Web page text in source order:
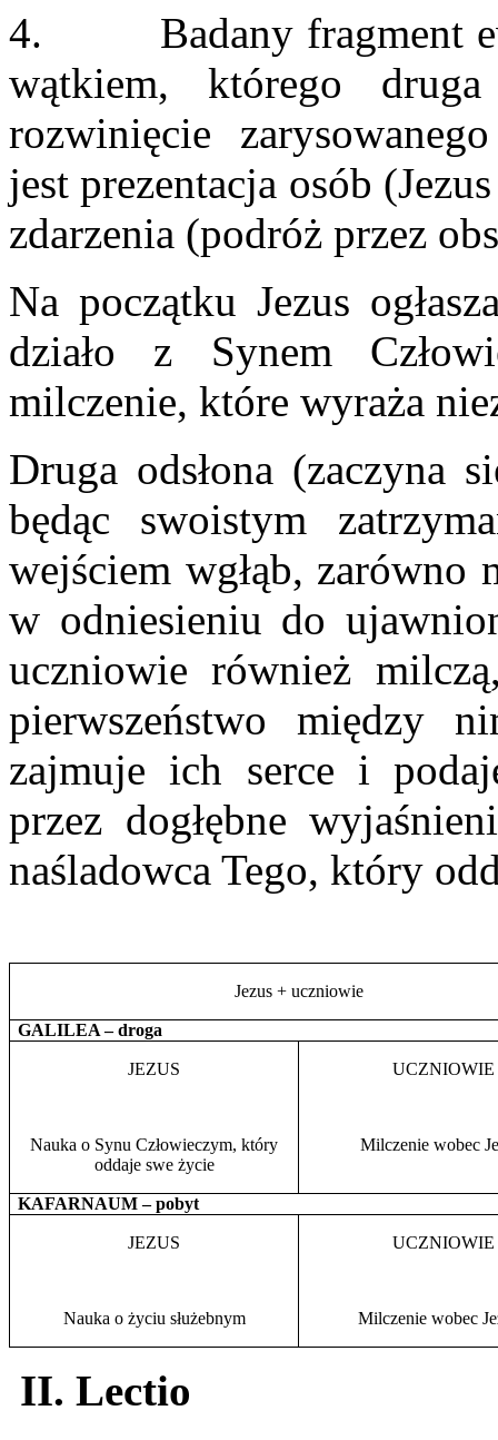
4. Badany fragment
wątkiem, którego
rozwinięcie
jest prezentacja osób
zdarzenia (podróż przez
Na początku Jezus
działo z Synem
milczenie, które wyraża
Druga odsłona (zaczyna
będąc swoistym
wejściem wgłąb,
w odniesieniu do
uczniowie również
pierwszeństwo między
zajmuje ich serce i
przez dogłębne
naśladowca Tego, który
Jezus + uczniowie
GALILEA – droga
JEZUS
Nauka o Synu Człowieczym, który
oddaje swe życie
UCZNIOWIE
Milczenie wobec
KAFARNAUM – pobyt
JEZUS
Nauka o życiu służebnym
UCZNIOWIE
Milczenie wobec
II. Lectio